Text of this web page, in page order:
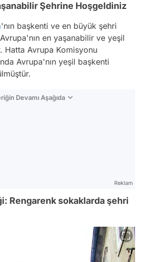
Şehrine Hoşgeldiniz
'nın başkenti ve en büyük şehri
Avrupa'nın en yaşanabilir ve yeşil
Hatta Avrupa Komisyonu
Avrupa'nın yeşil başkenti
Devamı Aşağıda
Reklam
Rengarenk sokaklarda şehri